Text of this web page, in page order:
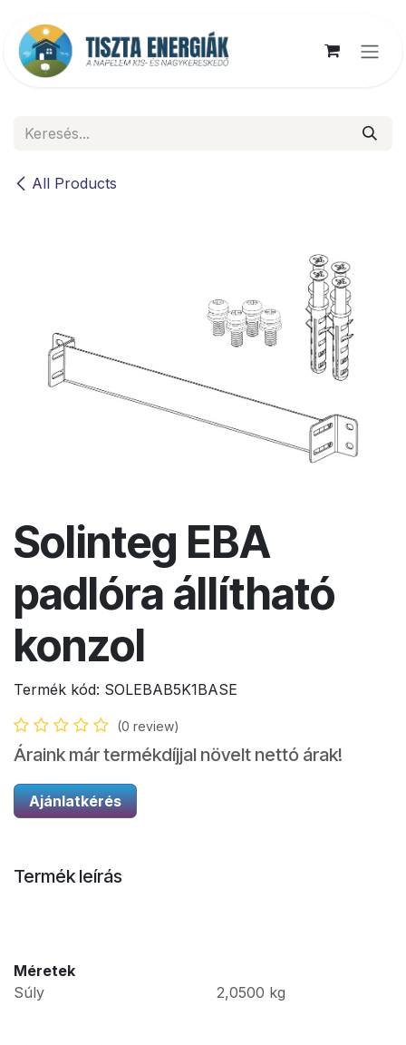
All Products
Solinteg EBA
padlóra állítható
konzol
Termék kód: SOLEBAB5K1BASE
(0 review)
Áraink már termékdíjjal növelt nettó árak!
Ajánlatkérés
Termék leírás
Méretek
Súly
2,0500 kg